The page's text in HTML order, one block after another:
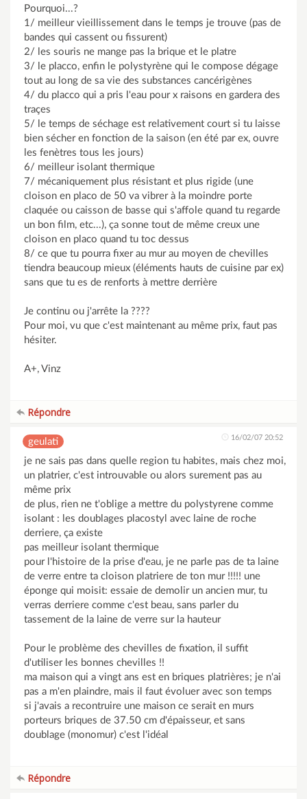
Pourquoi...?
1/ meilleur vieillissement dans le temps je trouve (pas de
bandes qui cassent ou fissurent)
2/ les souris ne mange pas la brique et le platre
3/ le placco, enfin le polystyrène qui le compose dégage
tout au long de sa vie des substances cancérigènes
4/ du placco qui a pris l'eau pour x raisons en gardera des
traçes
5/ le temps de séchage est relativement court si tu laisse
bien sécher en fonction de la saison (en été par ex, ouvre
les fenètres tous les jours)
6/ meilleur isolant thermique
7/ mécaniquement plus résistant et plus rigide (une
cloison en placo de 50 va vibrer à la moindre porte
claquée ou caisson de basse qui s'affole quand tu regarde
un bon film, etc...), ça sonne tout de même creux une
cloison en placo quand tu toc dessus
8/ ce que tu pourra fixer au mur au moyen de chevilles
tiendra beaucoup mieux (éléments hauts de cuisine par ex)
sans que tu es de renforts à mettre derrière
Je continu ou j'arrête la ????
Pour moi, vu que c'est maintenant au même prix, faut pas
hésiter.
A+, Vinz
Répondre
geulati 16/02/07 20:52
je ne sais pas dans quelle region tu habites, mais chez moi,
un platrier, c'est introuvable ou alors surement pas au
même prix
de plus, rien ne t'oblige a mettre du polystyrene comme
isolant : les doublages placostyl avec laine de roche
derriere, ça existe
pas meilleur isolant thermique
pour l'histoire de la prise d'eau, je ne parle pas de ta laine
de verre entre ta cloison platriere de ton mur !!!!! une
éponge qui moisit: essaie de demolir un ancien mur, tu
verras derriere comme c'est beau, sans parler du
tassement de la laine de verre sur la hauteur
Pour le problème des chevilles de fixation, il suffit
d'utiliser les bonnes chevilles !!
ma maison qui a vingt ans est en briques platrières; je n'ai
pas a m'en plaindre, mais il faut évoluer avec son temps
si j'avais a recontruire une maison ce serait en murs
porteurs briques de 37.50 cm d'épaisseur, et sans
doublage (monomur) c'est l'idéal
Répondre